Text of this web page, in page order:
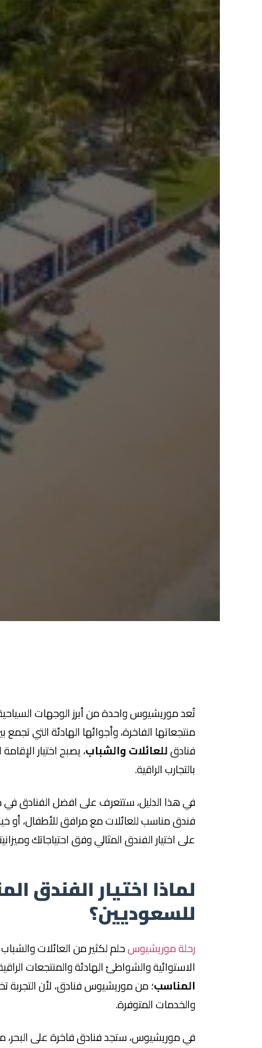
تُعد موريشيوس واحدة من أبرز الوجهات
منتجعاتها الفاخرة، وأجوائها الهادئة التي
فنادقللعائلات والشباب، يصبح اختيار
بالتجارب الراقية.
في هذا الدليل، ستتعرف على افضل الفنادق
فندق مناسب للعائلات مع مرافق للأطفال، أو
على اختيار الفندق المثالي وفق احتياجاتك
لماذا اختيار
للسعوديين؟
رحلة موريشيوسحلم لكثير من العائلات
الاستوائية والشواطئ الهادئة والمنتجعات
المناسب؛ من موريشيوس فنادق، لأن
والخدمات المتوفرة.
في موريشيوس، ستجد فنادق فاخرة على البحر،